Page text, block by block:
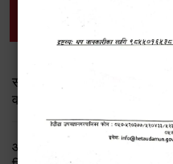
व्यक्तिगत घटना दर्ता
सामाजिक सुरक्षा तथा
वार्षिक प्रगति प्रतिवेदन)
आ.व.२०८२।८३ को सामाजिक